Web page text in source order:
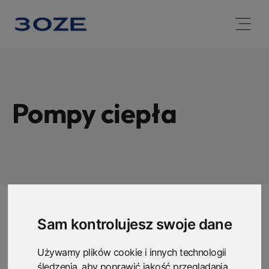
Sam kontrolujesz swoje dane
Używamy plików cookie i innych technologii
śledzenia, aby poprawić jakość przeglądania
Open
Pompy ciepła